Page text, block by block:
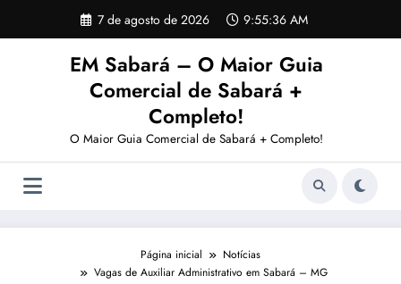
o
7 de agosto de 2026 9:55:37 AM
EM Sabará – O Maior Guia
Comercial de Sabará +
Completo!
O Maior Guia Comercial de Sabará + Completo!
Página inicial
Notícias
Vagas de Auxiliar Administrativo em Sabará – MG